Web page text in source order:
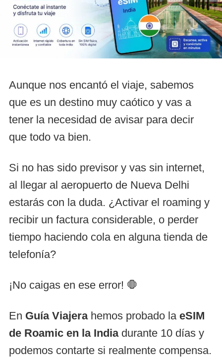
Aunque nos encantó el viaje, sabemos
que es un destino muy caótico y vas a
tener la necesidad de avisar para decir
que todo va bien.
Si no has sido previsor y vas sin internet,
al llegar al aeropuerto de Nueva Delhi
estarás con la duda. ¿Activar el roaming y
recibir un factura considerable, o perder
tiempo haciendo cola en alguna tienda de
telefonía?
¡No caigas en ese error! 🛑
En Guía Viajerahemos probado la eSIM
de Roamic en la Indiadurante 10 días y
podemos contarte si realmente compensa.